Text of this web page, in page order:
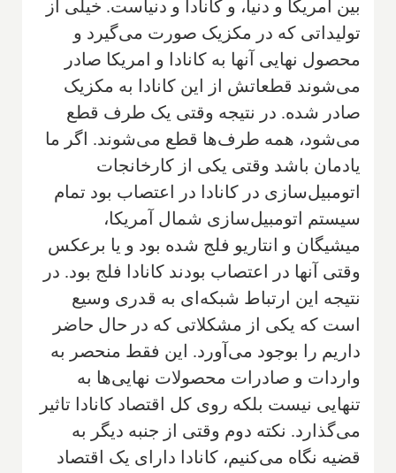
بین امریکا ‌و دنیا، و کانادا و دنیاست. خیلی از
تولیداتی که در مکزیک صورت می‌گیرد و‌
محصول نهایی آنها به کانادا و امریکا صادر
می‌شوند قطعاتش از این کانادا به مکزیک
صادر شده. در نتیجه وقتی یک طرف قطع
می‌شود، همه طرف‌ها قطع می‌شوند. اگر ما
یادمان باشد وقتی یکی از کارخانجات
اتومبیل‌سازی در کانادا در اعتصاب بود تمام
سیستم اتومبیل‌سازی شمال آمریکا،
میشیگان و انتاریو فلج شده بود و یا برعکس
وقتی آنها در اعتصاب بودند کانادا فلج بود. در
نتیجه این ارتباط شبکه‌ای به قدری وسیع
است که یکی از مشکلاتی که در حال حاضر
داریم را بوجود می‌آورد. این فقط منحصر به
واردات و صادرات محصولات نهایی‌ها به
تنهایی نیست بلکه روی کل اقتصاد کانادا تاثیر
می‌گذارد. نکته دوم وقتی از جنبه دیگر به
قضیه نگاه می‌کنیم، کانادا دارای یک اقتصاد